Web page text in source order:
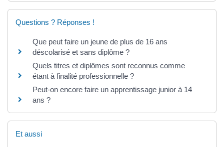
Questions ? Réponses !
Que peut faire un jeune de plus de 16 ans
déscolarisé et sans diplôme ?
Quels titres et diplômes sont reconnus comme
étant à finalité professionnelle ?
Peut-on encore faire un apprentissage junior à 14
ans ?
Et aussi